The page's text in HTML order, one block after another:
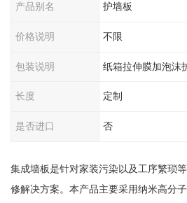
产品别名 护墙板
价格说明 不限
包装说明 纸箱拉伸膜加泡沫
长度 定制
是否进口 否
集成墙板是针对家装污染以及工序繁琐
修解决方案。本产品主要采用纳米高分